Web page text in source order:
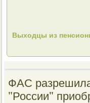
Выходцы из
ФАС разрешила
"России"